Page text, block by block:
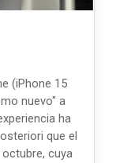
(iPhone 15
nuevo" a
ha
que el
cuya